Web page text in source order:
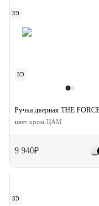
3D
3D
Ручка дверная THE FORCE
цвет хром ЦАМ
9 940₽
3D